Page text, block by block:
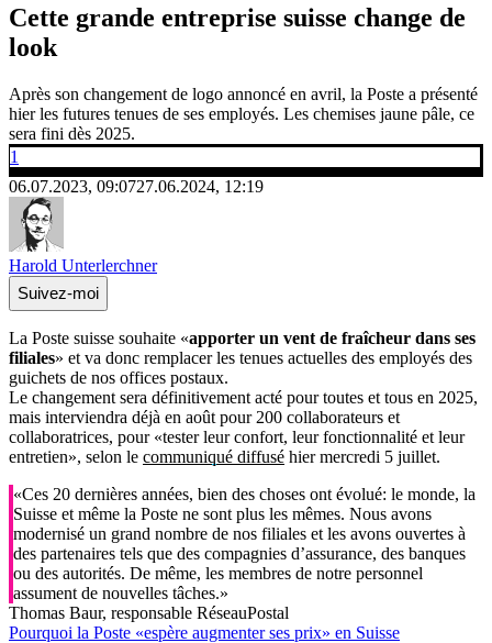
Cette grande entreprise suisse change de
look
Après son changement de logo annoncé en avril, la Poste a présenté
hier les futures tenues de ses employés. Les chemises jaune pâle, ce
sera fini dès 2025.
1
06.07.2023, 09:0727.06.2024, 12:19
Harold Unterlerchner
Suivez-moi
La Poste suisse souhaite «apporter un vent de fraîcheur dans ses
filiales» et va donc remplacer les tenues actuelles des employés des
guichets de nos offices postaux.
Le changement sera définitivement acté pour toutes et tous en 2025,
mais interviendra déjà en août pour 200 collaborateurs et
collaboratrices, pour «tester leur confort, leur fonctionnalité et leur
entretien», selon le communiqué diffusé hier mercredi 5 juillet.
«Ces 20 dernières années, bien des choses ont évolué: le monde, la
Suisse et même la Poste ne sont plus les mêmes. Nous avons
modernisé un grand nombre de nos filiales et les avons ouvertes à
des partenaires tels que des compagnies d’assurance, des banques
ou des autorités. De même, les membres de notre personnel
assument de nouvelles tâches.»
Thomas Baur, responsable RéseauPostal
Pourquoi la Poste «espère augmenter ses prix» en Suisse